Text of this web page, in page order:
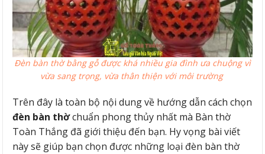
Đèn bàn thờ bằng gỗ được khá nhiều gia đình ưa chuộng vì
vừa sang trọng, vừa thân thiện với môi trường
Trên đây là toàn bộ nội dung về hướng dẫn cách chọn
đèn bàn thờchuẩn phong thủy nhất mà Bàn thờ
Toàn Thắng đã giới thiệu đến bạn. Hy vọng bài viết
này sẽ giúp bạn chọn được những loại đèn bàn thờ